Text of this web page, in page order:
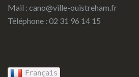
Mail : cano@ville-ouistreham.fr
Téléphone : 02 31 96 14 15
Français